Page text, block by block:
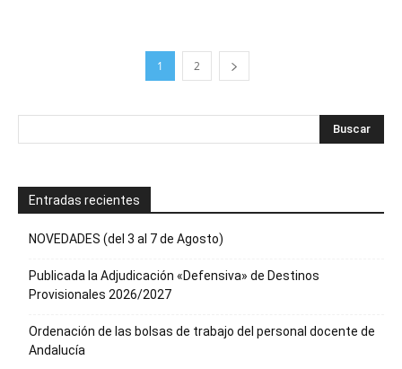
1 2
Entradas recientes
NOVEDADES (del 3 al 7 de Agosto)
Publicada la Adjudicación «Defensiva» de Destinos
Provisionales 2026/2027
Ordenación de las bolsas de trabajo del personal docente de
Andalucía